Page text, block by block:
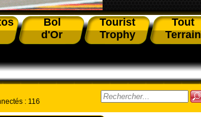
Bol
d'Or
Tourist
Trophy
Tout
Terrain
: 116